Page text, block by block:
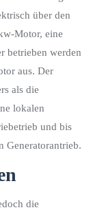
über den
Motor, eine
betrieben werden
aus. Der
als die
lokalen
und bis
Generatorantrieb.
die